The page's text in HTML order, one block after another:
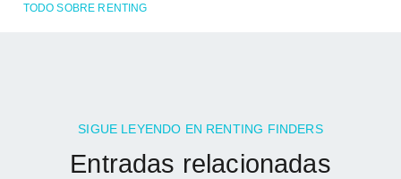
TODO SOBRE RENTING
SIGUE LEYENDO EN RENTING FINDERS
Entradas relacionadas